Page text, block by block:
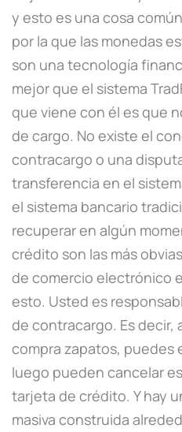
y esto es una cosa
por la que las monedas
son una tecnología
mejor que el sistema
que viene con él es que
de cargo. No existe el
contracargo o una
transferencia en el
el sistema bancario
recuperar en algún
crédito son las más
de comercio electrónico
esto. Usted es
de contracargo. Es decir,
compra zapatos, puedes
luego pueden cancelar
tarjeta de crédito. Y hay
masiva construida